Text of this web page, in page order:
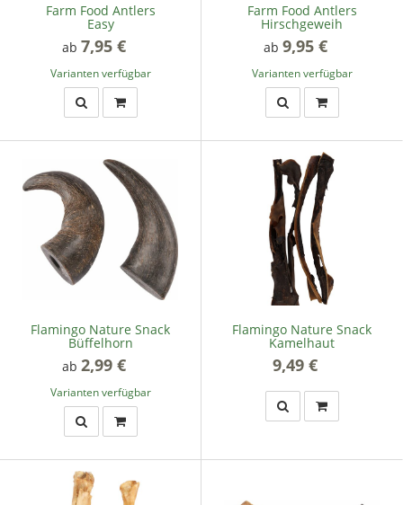
Farm Food Antlers
Easy
ab 7,95 €
Varianten verfügbar
Farm Food Antlers
Hirschgeweih
ab 9,95 €
Varianten verfügbar
Flamingo Nature Snack
Büffelhorn
ab 2,99 €
Varianten verfügbar
Flamingo Nature Snack
Kamelhaut
9,49 €